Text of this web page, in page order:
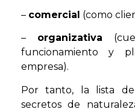
– comercial (como
– organizativa
funcionamiento y
empresa).
Por tanto, la lista
secretos de